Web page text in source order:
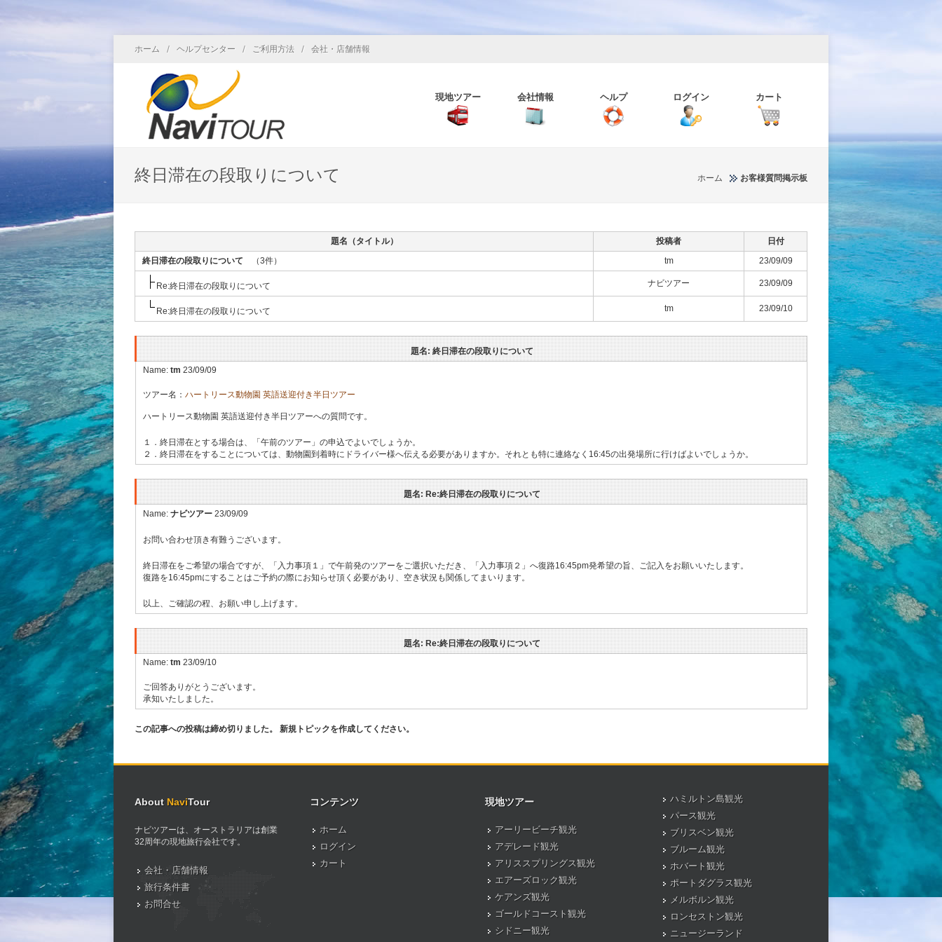
ホーム / ヘルプセンター / ご利用方法 / 会社・店舗情報
現地ツアー 会社情報 ヘルプ ログイン カート
終日滞在の段取りについて ホーム お客様質問掲示板
題名（タイトル） 投稿者
日付
終日滞在の段取りについて （3件） tm 23/09/09
Re:終日滞在の段取りについて ナビツアー 23/09/09
Re:終日滞在の段取りについて tm 23/09/10
題名: 終日滞在の段取りについて
Name: tm 23/09/09
ツアー名： ハートリース動物園 英語送迎付き半日ツアー
ハートリース動物園 英語送迎付き半日ツアーへの質問です。
１．終日滞在とする場合は、「午前のツアー」の申込でよいでしょうか。
２．終日滞在をすることについては、動物園到着時にドライバー様へ伝える必要がありますか。それとも特に連絡なく16:45の出発場所に行けばよいでしょうか。
題名: Re:終日滞在の段取りについて
Name: ナビツアー 23/09/09
お問い合わせ頂き有難うございます。
終日滞在をご希望の場合ですが、「入力事項１」で午前発のツアーをご選択いただき、「入力事項２」へ復路16:45pm発希望の旨、ご記入をお願いいたします。
復路を16:45pmにすることはご予約の際にお知らせ頂く必要があり、空き状況も関係してまいります。
以上、ご確認の程、お願い申し上げます。
題名: Re:終日滞在の段取りについて
Name: tm 23/09/10
ご回答ありがとうございます。
承知いたしました。
この記事への投稿は締め切りました。 新規トピックを作成してください。
About NaviTour
ナビツアーは、オーストラリアは創業
32周年の現地旅行会社です。
会社・店舗情報
旅行条件書
お問合せ
コンテンツ
ホーム
ログイン
カート
現地ツアー
アーリービーチ観光
アデレード観光
アリススプリングス観光
エアーズロック観光
ケアンズ観光
ゴールドコースト観光
シドニー観光
ハミルトン島観光
パース観光
ブリスベン観光
ブルーム観光
ホバート観光
ポートダグラス観光
メルボルン観光
ロンセストン観光
ニュージーランド